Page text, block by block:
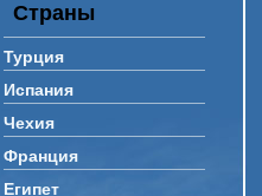
Страны
Турция
Испания
Чехия
Франция
Египет